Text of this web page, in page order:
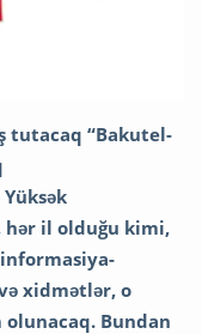
tutacaq “Bakutel-
hər il olduğu kimi,
xidmətlər, o
Bundan